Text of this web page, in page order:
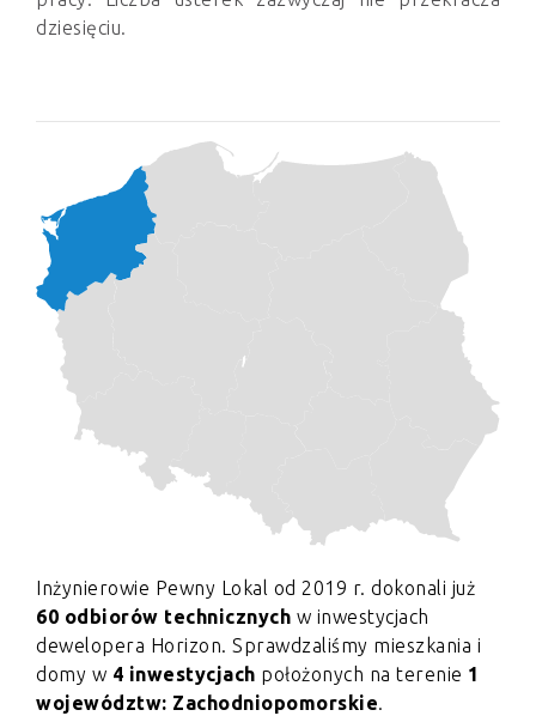
dziesięciu.
Inżynierowie Pewny Lokal od 2019 r. dokonali już
60 odbiorów technicznych w inwestycjach
dewelopera Horizon. Sprawdzaliśmy mieszkania i
domy w 4 inwestycjach położonych na terenie 1
województw: Zachodniopomorskie.